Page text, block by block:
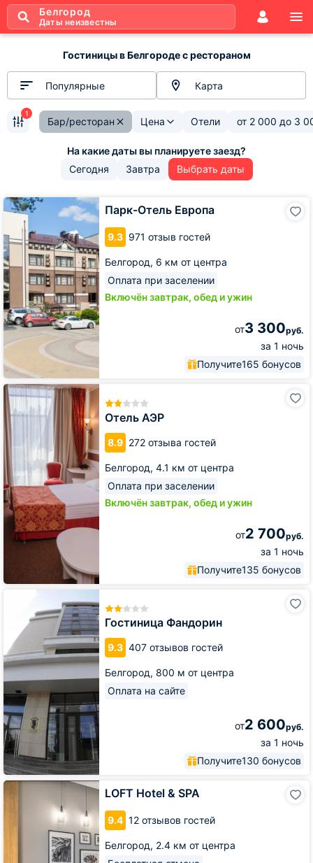
Белгород
Даты неизвестны
Гостиницы в Белгороде с рестораном
Популярные Карта
Бар/ресторан Цена Отели от 2 000 до 3
1
Сегодня Завтра Выбрать даты
Парк-Отель Европа
9.3 971 отзыв гостей
Белгород, 6 км от центра
Оплата при заселении
Включён завтрак, обед и ужин
от3 300руб.
за 1 ночь
Получите165 бонусов
Парк-
Отель
Европа
Отель АЭР
8.9 272 отзыва гостей
Белгород, 4.1 км от центра
Оплата при заселении
Включён завтрак, обед и ужин
от2 700руб.
за 1 ночь
Получите135 бонусов
Отель
АЭР
Гостиница Фандорин
9.3 407 отзывов гостей
Белгород, 800 м от центра
Оплата на сайте
от2 600руб.
за 1 ночь
Получите130 бонусов
LOFT Hotel & SPA
9.4 12 отзывов гостей
Белгород, 2.4 км от центра
LOFT
Hotel